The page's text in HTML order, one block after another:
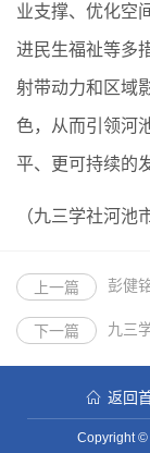
业支撑、优化空
进民生福祉等多
射带动力和区域
色，从而引领河
平、更可持续的
（九三学社河池
上一篇 彭健
下一篇 九三
返回
Copyright